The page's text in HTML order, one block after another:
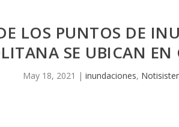
LOS PUNTOS DE
SE UBICAN EN
May 18, 2021 | inundaciones,